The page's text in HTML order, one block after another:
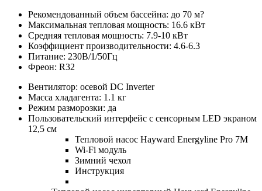
Рекомендованный объем бассейна: до 70 м?
Максимальная тепловая мощность: 16.6 кВт
Средняя тепловая мощность: 7.9-10 кВт
Коэффициент производительности: 4.6-6.3
Питание: 230В/1/50Гц
Фреон: R32
Вентилятор: осевой DC Inverter
Масса хладагента: 1.1 кг
Режим разморозки: да
Пользовательский интерфейс с сенсорным LED экраном
12,5 см
Тепловой насос Hayward Energyline Pro 7M
Wi-Fi модуль
Зимний чехол
Инструкция